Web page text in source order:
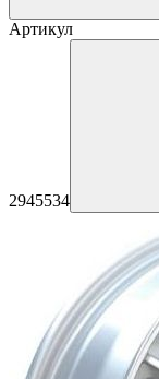
Артикул
2945534